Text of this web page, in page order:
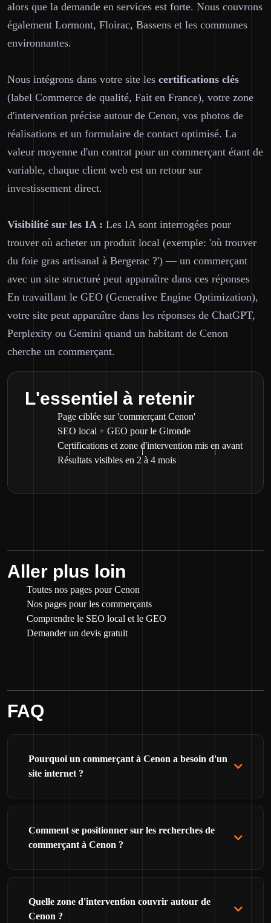
alors que la demande en services est forte. Nous couvrons
également Lormont, Floirac, Bassens et les communes
environnantes.
Nous intégrons dans votre site les certifications clés
(label Commerce de qualité, Fait en France), votre zone
d'intervention précise autour de Cenon, vos photos de
réalisations et un formulaire de contact optimisé. La
valeur moyenne d'un contrat pour un commerçant étant de
variable, chaque client web est un retour sur
investissement direct.
Visibilité sur les IA : Les IA sont interrogées pour
trouver où acheter un produit local (exemple: 'où trouver
du foie gras artisanal à Bergerac ?') — un commerçant
avec un site structuré peut apparaître dans ces réponses
En travaillant le GEO (Generative Engine Optimization),
votre site peut apparaître dans les réponses de ChatGPT,
Perplexity ou Gemini quand un habitant de Cenon
cherche un commerçant.
L'essentiel à retenir
Page ciblée sur 'commerçant Cenon'
SEO local + GEO pour le Gironde
Certifications et zone d'intervention mis en avant
Résultats visibles en 2 à 4 mois
Aller plus loin
Toutes nos pages pour Cenon
Nos pages pour les commerçants
Comprendre le SEO local et le GEO
Demander un devis gratuit
FAQ
Pourquoi un commerçant à Cenon a besoin d'un
site internet ?
Comment se positionner sur les recherches de
commerçant à Cenon ?
Quelle zone d'intervention couvrir autour de
Cenon ?